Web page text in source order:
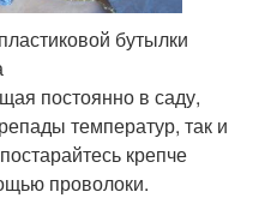
бутылки
постоянно в саду,
температур, так и
крепче
проволоки.